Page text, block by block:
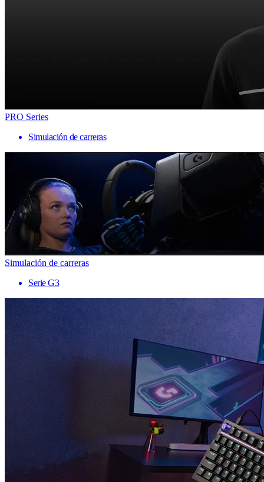
PRO Series
Simulación de carreras
Simulación de carreras
Serie G3